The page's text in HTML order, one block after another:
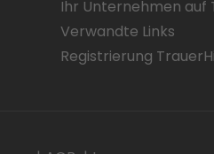
Ihr Unternehmen auf
Verwandte Links
Registrierung